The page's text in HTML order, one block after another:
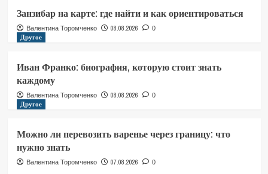
Занзибар на карте: где найти и как ориентироваться
Валентина Торомченко 08.08.2026 0
Другое
Иван Франко: биография, которую стоит знать
каждому
Валентина Торомченко 08.08.2026 0
Другое
Можно ли перевозить варенье через границу: что
нужно знать
Валентина Торомченко 07.08.2026 0